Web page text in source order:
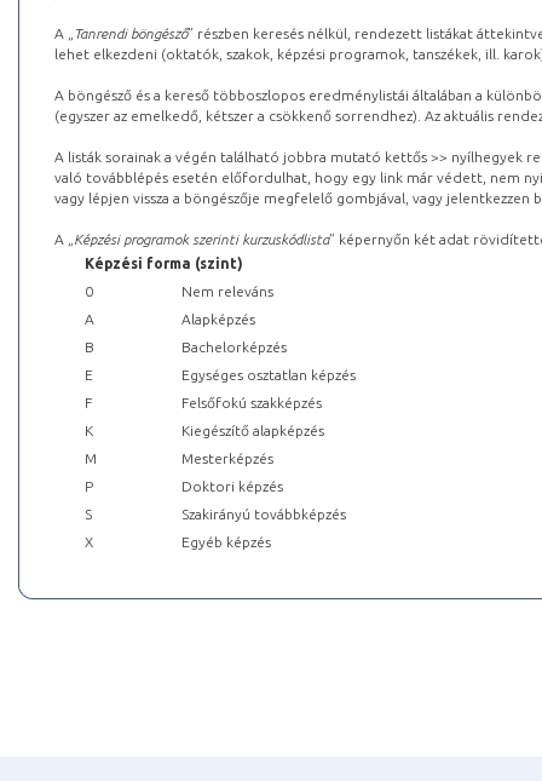
A „ Tanrendi böngésző” részben keresés nélkül, rendezett listákat
lehet elkezdeni (oktatók, szakok, képzési programok, tanszékek, ill.
A böngésző és a kereső többoszlopos eredménylistái általában a
(egyszer az emelkedő, kétszer a csökkenő sorrendhez). Az aktuális
A listák sorainak a végén található jobbra mutató kettős >> nyílhegyek
való továbblépés esetén előfordulhat, hogy egy link már védett, nem
vagy lépjen vissza a böngészője megfelelő gombjával, vagy
A „ Képzési programok szerinti kurzuskódlista” képernyőn két adat
Képzési forma (szint)
0
Nem releváns
A
Alapképzés
B
Bachelorképzés
E
Egységes osztatlan képzés
F
Felsőfokú szakképzés
K
Kiegészítő alapképzés
M
Mesterképzés
P
Doktori képzés
S
Szakirányú továbbképzés
X
Egyéb képzés